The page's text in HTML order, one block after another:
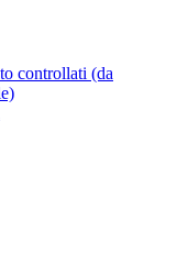
controllati (da